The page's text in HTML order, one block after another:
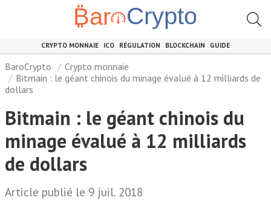
CRYPTO MONNAIE ICO RÉGULATION BLOCKCHAIN GUIDE
BaroCrypto
Crypto monnaie
Bitmain : le géant chinois du minage évalué à 12 milliards de
dollars
Bitmain : le géant chinois du
minage évalué à 12 milliards
de dollars
Article publié le 9 juil. 2018